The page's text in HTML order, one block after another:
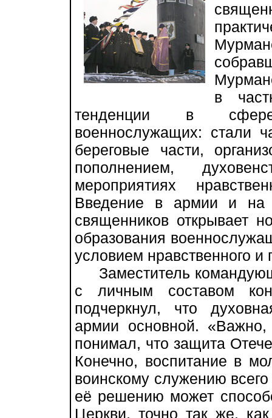
в
тенденции в
военнослужащих: стали
береговые части,
пополнением,
мероприятиях
Введение в армии и на
священников открывает
образования
условием нравственного и
Заместитель
с личным составом
подчеркнул, что
армии основной.
понимал, что защита
Конечно, воспитание в
воинскому служению
её решению может
Церкви, точно так же,